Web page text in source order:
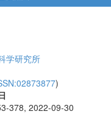
学研究所
)
378, 2022-09-30